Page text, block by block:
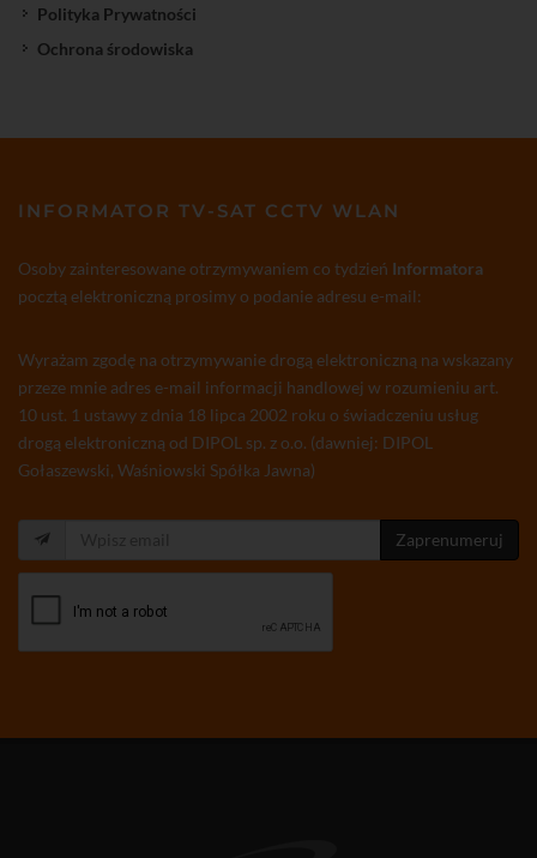
Polityka Prywatności
Ochrona środowiska
INFORMATOR TV-SAT CCTV WLAN
Osoby zainteresowane otrzymywaniem co tydzień Informatora
pocztą elektroniczną prosimy o podanie adresu e-mail:
Wyrażam zgodę na otrzymywanie drogą elektroniczną na wskazany
przeze mnie adres e-mail informacji handlowej w rozumieniu art.
10 ust. 1 ustawy z dnia 18 lipca 2002 roku o świadczeniu usług
drogą elektroniczną od DIPOL sp. z o.o. (dawniej: DIPOL
Gołaszewski, Waśniowski Spółka Jawna)
Zaprenumeruj